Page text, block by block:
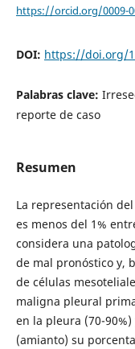
https://orcid.org/0009-
DOI: https://doi.org/
Palabras clave:
reporte de caso
Resumen
La representación
es menos del 1%
considera una
de mal pronóstico y,
de células
maligna pleural
en la pleura (70-
(amianto) su